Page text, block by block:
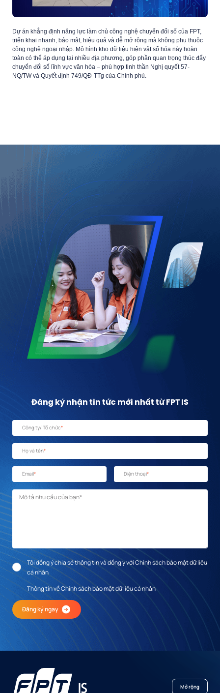
Dự án khẳng định năng lực làm chủ công nghệ chuyển đổi số của FPT,
triển khai nhanh, bảo mật, hiệu quả và dễ mở rộng mà không phụ thuộc
công nghệ ngoại nhập. Mô hình kho dữ liệu hiện vật số hóa này hoàn
toàn có thể áp dụng tại nhiều địa phương, góp phần quan trọng thúc đẩy
chuyển đổi số lĩnh vực văn hóa – phù hợp tinh thần Nghị quyết 57-
NQ/TW và Quyết định 749/QĐ-TTg của Chính phủ.
Đăng ký nhận tin tức mới nhất từ FPT IS
Công ty/ Tổ chức*
Họ và tên*
Email* Điện thoại*
Mô tả nhu cầu *
Tôi đồng ý chia sẻ thông tin và đồng ý với Chính sách bảo mật dữ liệu
cá nhân
Thông tin về Chính sách bảo mật dữ liệu cá nhân
Đăng ký ngay
Mở rộng